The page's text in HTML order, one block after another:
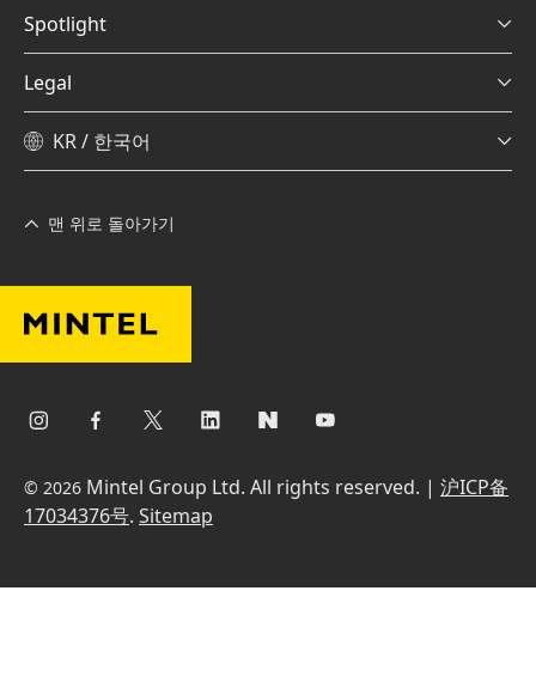
Spotlight
Legal
KR / 한국어
맨 위로 돌아가기
© 2026 Mintel Group Ltd. All rights reserved. | 沪ICP备
17034376号. Sitemap